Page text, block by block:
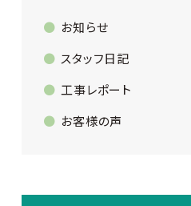
お知らせ
スタッフ日記
工事レポート
お客様の声